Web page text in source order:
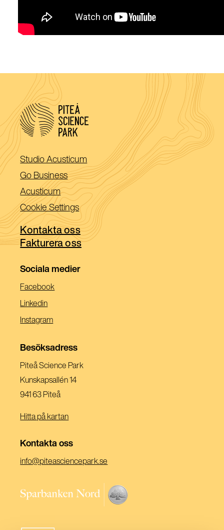
Studio Acusticum (Öppnas
i
ett
nytt
fönster)
Go Business(Öppnas
i
ett
nytt
fönster)
Acusticum(Öppnas
i
ett
nytt
fönster)
Cookie Settings
Kontakta oss
Fakturera oss
Sociala medier
Facebook(Öppnas
Linkedin(Öppnas
Nytt
Instagram(Öppnas
Ett
Besöksadress
Piteå Science Park
Kunskapsallén 14
941 63 Piteå
Hitta på kartan
Kontakta oss
info@piteasciencepark.se
ett
nytt
(Öppnas